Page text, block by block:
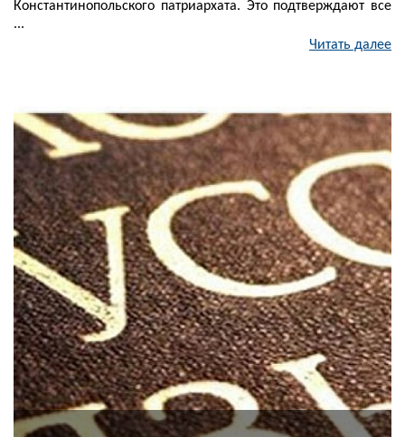
Константинопольского патриархата. Это подтверждают все
...
Читать далее